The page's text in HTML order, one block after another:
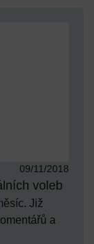
09/11/2018
voleb
Již
a